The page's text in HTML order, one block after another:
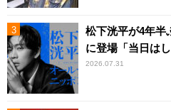
松下洸平が4年半
に登場「当日は
2026.07.31